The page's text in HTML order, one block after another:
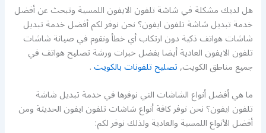
هل لديك مشكلة في شاشة تلفون الايفون اللمسية وتبحث عن أفضل
خدمة تبديل شاشة تلفون ايفون؟ نحن نوفر لكم أفضل خدمة تبديل
شاشات هواتف ذكية دون ارتكاب أي خطأ ونقوم في صيانة شاشات
تلفون الايفون العادية أيضا بفضل خبرات ورشة تصليح هواتف في
جميع مناطق الكويت,تصليح تلفونات بالكويت.
ما هي أفضل أنواع الشاشات التي نوفرها في خدمة تبديل شاشة
تلفون ايفون؟ نحن نوفر كافة أنواع شاشات تلفون ايفون الحديثة ومن
أفضل الأنواع اللمسية والعادية ولذلك نوفر لكم: